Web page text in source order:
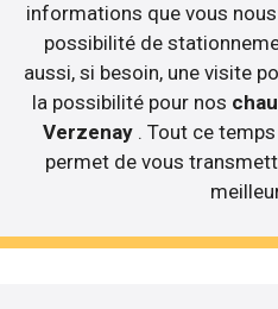
informations que vous
possibilité de
aussi, si besoin, une visite
la possibilité pour nos
Verzenay . Tout ce
permet de vous